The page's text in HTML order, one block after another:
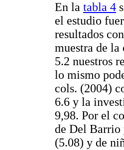
En la tabla 4
el estudio
resultados
muestra de
5.2 nuestros
lo mismo
cols. (2004)
6.6 y la
9,98. Por el
de Del Barrio
(5.08) y de